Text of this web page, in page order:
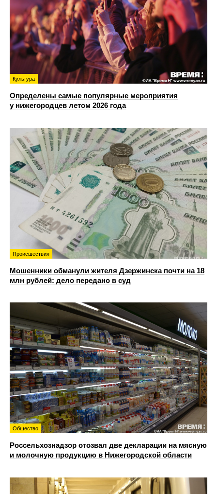
Культура
Определены самые популярные мероприятия
у нижегородцев летом 2026 года
Происшествия
Мошенники обманули жителя Дзержинска почти на 18
млн рублей: дело передано в суд
Общество
Россельхознадзор отозвал две декларации на мясную
и молочную продукцию в Нижегородской области